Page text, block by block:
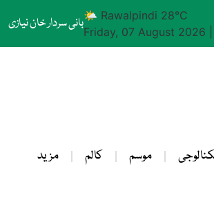
بانی سردار خان نیازی🌤 Rawalpindi 28°C
Friday, 07 August 2026
موسم کالم مزید